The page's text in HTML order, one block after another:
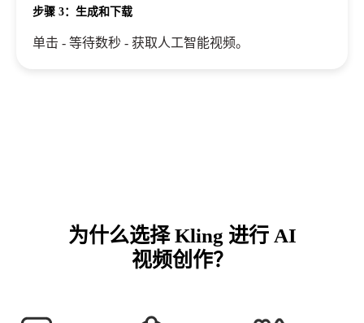
步骤 3：生成和下载
单击 - 等待数秒 - 获取人工智能视频。
为什么选择 Kling 进行 AI
视频创作？